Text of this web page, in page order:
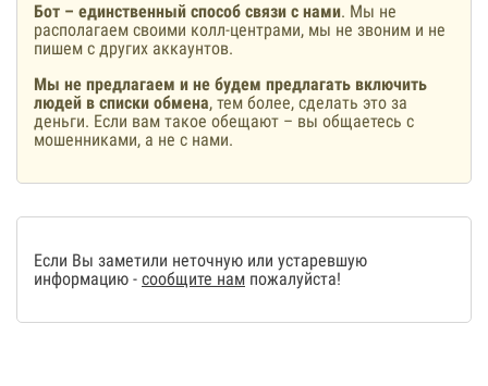
Бот – единственный способ связи с нами. Мы не
располагаем своими колл-центрами, мы не звоним и не
пишем с других аккаунтов.
Мы не предлагаем и не будем предлагать включить
людей в списки обмена, тем более, сделать это за
деньги. Если вам такое обещают – вы общаетесь с
мошенниками, а не с нами.
Если Вы заметили неточную или устаревшую
информацию - сообщите нам пожалуйста!